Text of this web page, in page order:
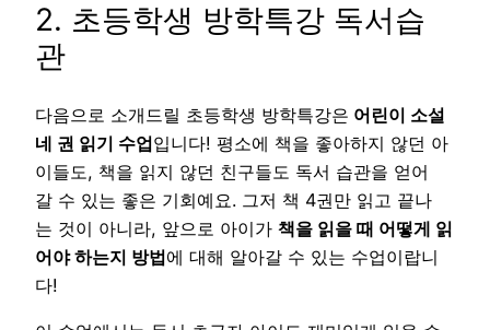
2. 초등학생 방학특강 독서습
관
다음으로 소개드릴 초등학생 방학특강은 어린이 소설
네 권 읽기 수업입니다! 평소에 책을 좋아하지 않던 아
이들도, 책을 읽지 않던 친구들도 독서 습관을 얻어
갈 수 있는 좋은 기회예요. 그저 책 4권만 읽고 끝나
는 것이 아니라, 앞으로 아이가 책을 읽을 때 어떻게 읽
어야 하는지 방법에 대해 알아갈 수 있는 수업이랍니
다!